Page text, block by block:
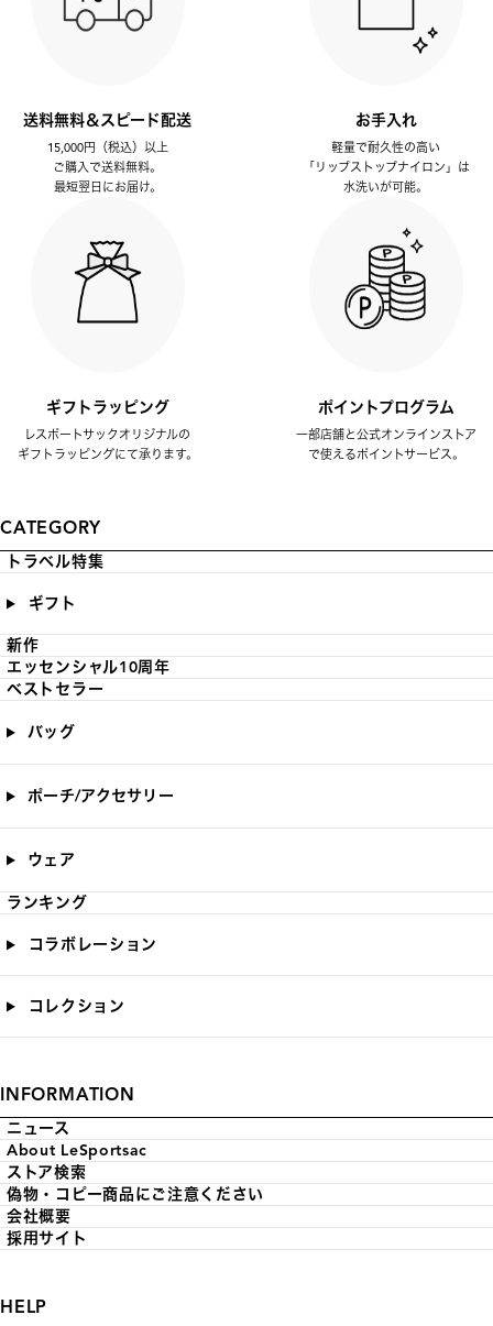
送料無料＆スピード配送
15,000円（税込）以上
ご購入で送料無料。
最短翌日にお届け。
お手入れ
軽量で耐久性の高い
「リップストップナイロン」は
水洗いが可能。
ギフトラッピング
レスポートサックオリジナルの
ギフトラッピングにて承ります。
ポイントプログラム
一部店舗と公式オンラインストア
で使えるポイントサービス。
CATEGORY
トラベル特集
ギフト
新作
エッセンシャル10周年
ベストセラー
バッグ
ポーチ/アクセサリー
ウェア
ランキング
コラボレーション
コレクション
INFORMATION
ニュース
About LeSportsac
ストア検索
偽物・コピー商品にご注意ください
会社概要
採用サイト
HELP